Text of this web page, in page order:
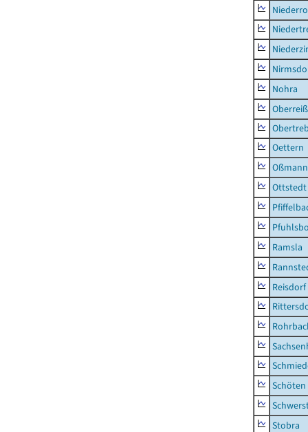
Nohra
Oettern
Ottstedt
Ramsla
Reisdorf
Schöten
Stobra